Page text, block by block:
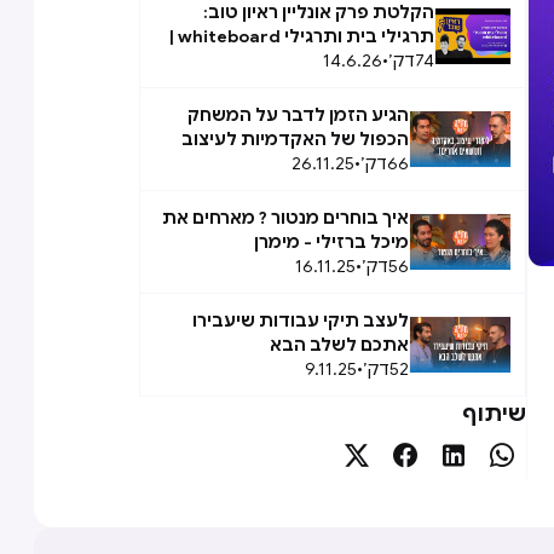
הקלטת פרק אונליין ראיון טוב:
תרגילי בית ותרגילי whiteboard |
תמר סגורה ועמרי דברי
74דק׳•
14.6.26
הגיע הזמן לדבר על המשחק
הכפול של האקדמיות לעיצוב
(וגם על איך נותנים פידבק)
66דק׳•
26.11.25
איך בוחרים מנטור ? מארחים את
מיכל ברזילי - מימרן
56דק׳•
16.11.25
לעצב תיקי עבודות שיעבירו
אתכם לשלב הבא
52דק׳•
9.11.25
שיתוף



